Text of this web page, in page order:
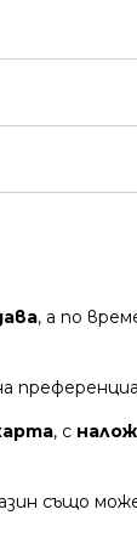
, а по
, с
също